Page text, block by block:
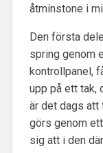
åtminstone i
Den första
spring genom
kontrollpanel,
upp på ett tak,
är det dags att
görs genom
sig att i den